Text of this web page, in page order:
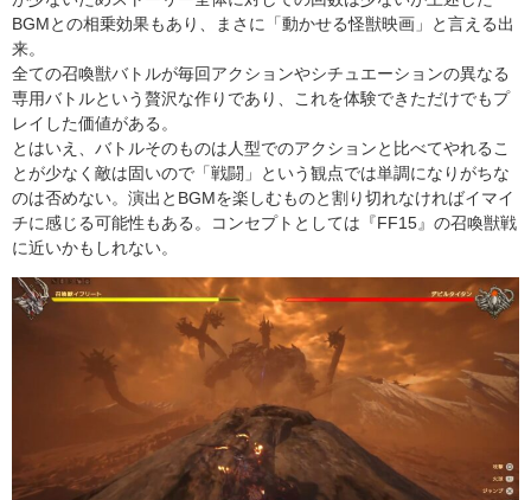
BGMとの相乗効果もあり、まさに「動かせる怪獣映画」と言える出
来。
全ての召喚獣バトルが毎回アクションやシチュエーションの異なる
専用バトルという贅沢な作りであり、これを体験できただけでもプ
レイした価値がある。
とはいえ、バトルそのものは人型でのアクションと比べてやれるこ
とが少なく敵は固いので「戦闘」という観点では単調になりがちな
のは否めない。演出とBGMを楽しむものと割り切れなければイマイ
チに感じる可能性もある。コンセプトとしては『FF15』の召喚獣戦
に近いかもしれない。